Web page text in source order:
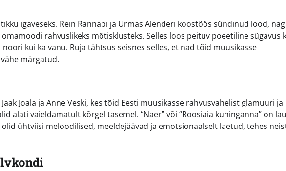
igaveseks. Rein Rannapi ja Urmas Alenderi koostöös sündinud lood,
rahvuslikeks mõtisklusteks. Selles loos peituv poeetiline sügavus
kui ka vanu. Ruja tähtsus seisnes selles, et nad tõid muusikasse
märgatud.
Joala ja Anne Veski, kes tõid Eesti muusikasse rahvusvahelist glamuuri ja
alati vaieldamatult kõrgel tasemel. “Naer” või “Roosiaia kuninganna” on
ühtviisi meloodilised, meeldejäävad ja emotsionaalselt laetud, tehes